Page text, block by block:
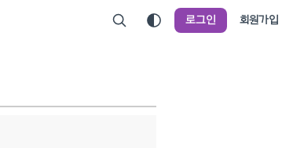
로그인 회원가입